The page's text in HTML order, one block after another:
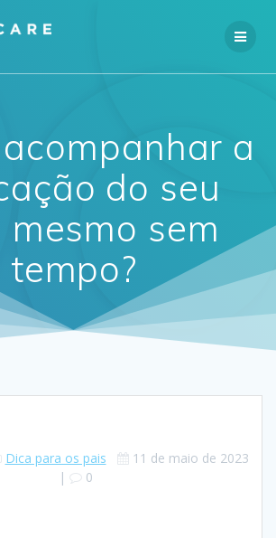
a
do seu
sem
tempo?
Dica para os pais
11 de maio de 2023
|
0